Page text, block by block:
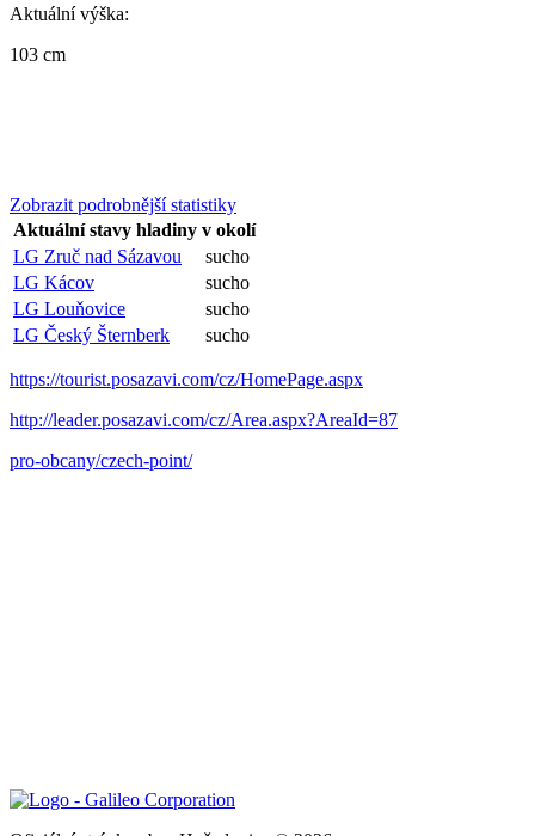
Aktuální výška:
103 cm
Zobrazit podrobnější statistiky
Aktuální stavy hladiny v okolí
LG Zruč nad Sázavou
sucho
LG Kácov
sucho
LG Louňovice
sucho
LG Český Šternberk
sucho
https://tourist.posazavi.com/cz/HomePage.aspx
http://leader.posazavi.com/cz/Area.aspx?AreaId=87
pro-obcany/czech-point/